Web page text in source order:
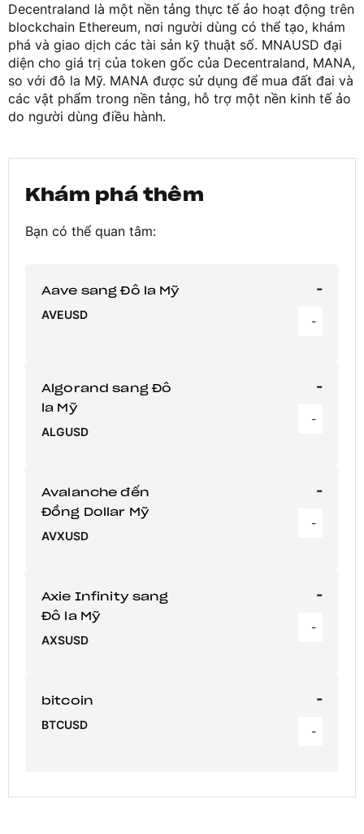
Decentraland là một nền tảng thực tế ảo hoạt động trên
blockchain Ethereum, nơi người dùng có thể tạo, khám
phá và giao dịch các tài sản kỹ thuật số. MNAUSD đại
diện cho giá trị của token gốc của Decentraland, MANA,
so với đô la Mỹ. MANA được sử dụng để mua đất đai và
các vật phẩm trong nền tảng, hỗ trợ một nền kinh tế ảo
do người dùng điều hành.
Khám phá thêm
Bạn có thể quan tâm:
Aave sang Đô la Mỹ
AVEUSD
-
-
Algorand sang Đô
la Mỹ
ALGUSD
-
-
Avalanche đến
Đồng Dollar Mỹ
AVXUSD
-
-
Axie Infinity sang
Đô la Mỹ
AXSUSD
-
-
bitcoin
BTCUSD
-
-